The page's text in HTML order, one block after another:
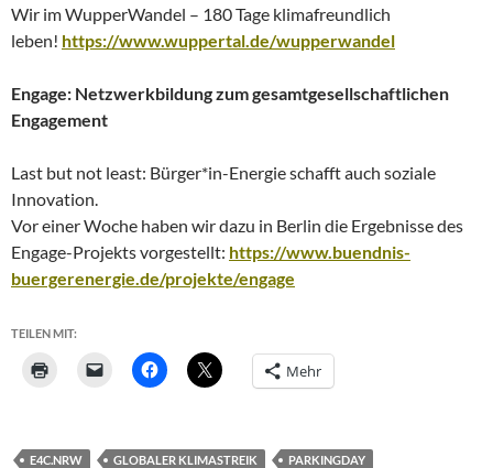
Wir im WupperWandel – 180 Tage klimafreundlich
leben! https://www.wuppertal.de/wupperwandel
Engage: Netzwerkbildung zum gesamtgesellschaftlichen
Engagement
Last but not least: Bürger*in-Energie schafft auch soziale
Innovation.
Vor einer Woche haben wir dazu in Berlin die Ergebnisse des
Engage-Projekts vorgestellt: https://www.buendnis-
buergerenergie.de/projekte/engage
TEILEN MIT:
Mehr
E4C.NRW GLOBALER KLIMASTREIK
PARKINGDAY